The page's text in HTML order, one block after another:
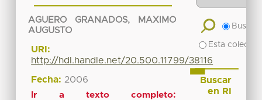
AGUERO GRANADOS, MAXIMO
AUGUSTO
URI:
http://hdl.handle.net/20.500.11799/38116
Fecha: 2006
Ir a texto completo:
Buscar
Esta
Buscar
en RI